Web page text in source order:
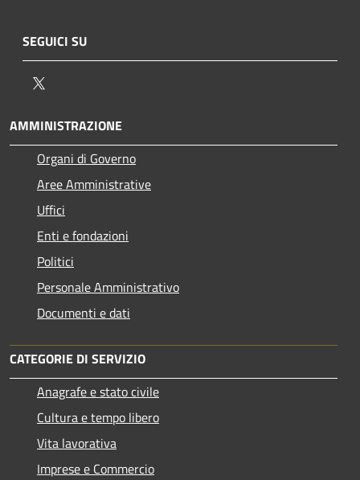
SEGUICI SU
AMMINISTRAZIONE
Organi di Governo
Aree Amministrative
Uffici
Enti e fondazioni
Politici
Personale Amministrativo
Documenti e dati
CATEGORIE DI SERVIZIO
Anagrafe e stato civile
Cultura e tempo libero
Vita lavorativa
Imprese e Commercio